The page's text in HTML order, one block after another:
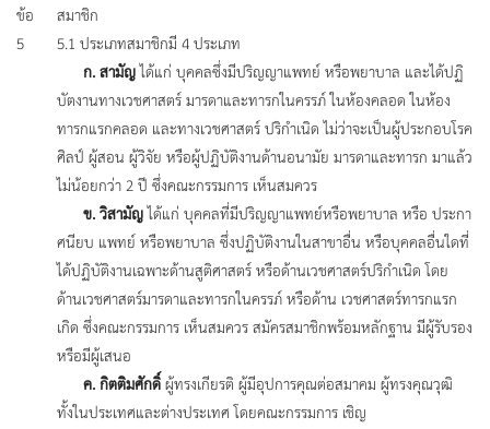
ข้อ
5
สมาชิก
5.1 ประเภทสมาชิกมี 4 ประเภท
ก. สามัญได้แก่ บุคคลซึ่งมีปริญญาแพทย์ หรือพยาบาล และได้ปฏิ
บัตงานทางเวชศาสตร์ มารดาและทารกในครรภ์ ในห้องคลอด ในห้อง
ทารกแรกคลอด และทางเวชศาสตร์ ปริกำเนิด ไม่ว่าจะเป็นผู้ประกอบโรค
ศิลป์ ผู้สอน ผู้วิจัย หรือผู้ปฏิบัติงานด้านอนามัย มารดาและทารก มาแล้ว
ไม่น้อยกว่า 2 ปี ซึ่งคณะกรรมการ เห็นสมควร
ข. วิสามัญได้แก่ บุคคลที่มีปริญญาแพทย์หรือพยาบาล หรือ ประกา
ศนียบ แพทย์ หรือพยาบาล ซึ่งปฏิบัติงานในสาขาอื่น หรือบุคคลอื่นใดที่
ได้ปฏิบัติงานเฉพาะด้านสูติศาสตร์ หรือด้านเวชศาสตร์ปริกำเนิด โดย
ด้านเวชศาสตร์มารดาและทารกในครรภ์ หรือด้าน เวชศาสตร์ทารกแรก
เกิด ซึ่งคณะกรรมการ เห็นสมควร สมัครสมาชิกพร้อมหลักฐาน มีผู้รับรอง
หรือมีผู้เสนอ
ค. กิตติมศักดิ์ผู้ทรงเกียรติ ผู้มีอุปการคุณต่อสมาคม ผู้ทรงคุณวุฒิ
ทั้งในประเทศและต่างประเทศ โดยคณะกรรมการ เชิญ